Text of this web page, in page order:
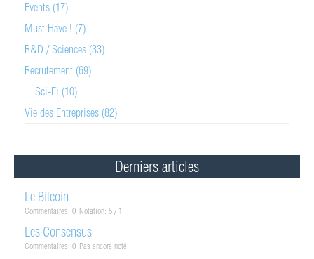
Events (17)
Must Have ! (7)
R&D / Sciences (33)
Recrutement (69)
Sci-Fi (10)
Vie des Entreprises (82)
Derniers articles
Le Bitcoin
Commentaires: 0 Notation: 5 / 1
Les Consensus
Commentaires: 0 Pas encore noté